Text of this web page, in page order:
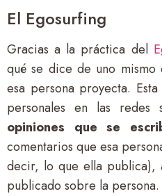
El Egosurfing
Gracias a la práctica del
qué se dice de uno mismo
esa persona proyecta.
personales en las redes
opiniones que se
comentarios que esa
decir, lo que ella publica),
publicado sobre la persona.